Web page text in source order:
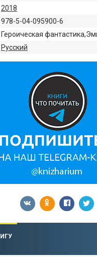
2018
978-5-04-095900-6
Героическая
Русский